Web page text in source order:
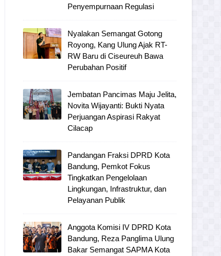
Penyempurnaan Regulasi
Nyalakan Semangat Gotong
Royong, Kang Ulung Ajak RT-
RW Baru di Ciseureuh Bawa
Perubahan Positif
Jembatan Pancimas Maju Jelita,
Novita Wijayanti: Bukti Nyata
Perjuangan Aspirasi Rakyat
Cilacap
Pandangan Fraksi DPRD Kota
Bandung, Pemkot Fokus
Tingkatkan Pengelolaan
Lingkungan, Infrastruktur, dan
Pelayanan Publik
Anggota Komisi IV DPRD Kota
Bandung, Reza Panglima Ulung
Bakar Semangat SAPMA Kota